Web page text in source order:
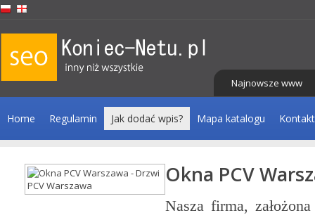
Najnowsze www
Home Regulamin Jak dodać wpis? Mapa katalogu Kontakt
Okna PCV
Nasza firma,